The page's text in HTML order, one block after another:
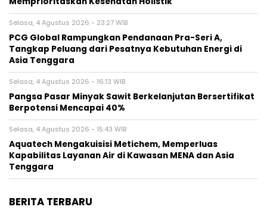
Selasa, 4 Agustus 2026 - 23:27 WIB
PCG Global Rampungkan Pendanaan Pra-Seri A,
Tangkap Peluang dari Pesatnya Kebutuhan Energi di
Asia Tenggara
Selasa, 4 Agustus 2026 - 16:13 WIB
Pangsa Pasar Minyak Sawit Berkelanjutan Bersertifikat
Berpotensi Mencapai 40%
Selasa, 4 Agustus 2026 - 15:43 WIB
Aquatech Mengakuisisi Metichem, Memperluas
Kapabilitas Layanan Air di Kawasan MENA dan Asia
Tenggara
BERITA TERBARU